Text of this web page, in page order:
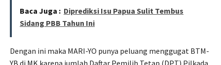
Baca Juga : Diprediksi Isu Papua Sulit Tembus
Sidang PBB Tahun Ini
Dengan ini maka MARI-YO punya peluang menggugat BTM-
YB di MK karena jumlah Daftar Pemilih Tetap (DPT) Pilkada